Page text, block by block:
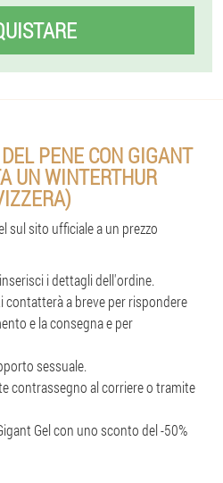
PENE CON GIGANT
UN WINTERTHUR
sul sito ufficiale a un prezzo
i dettagli dell'ordine.
contatterà a breve per rispondere
e la consegna e per
sessuale.
contrassegno al corriere o tramite
Gel con uno sconto del -50%